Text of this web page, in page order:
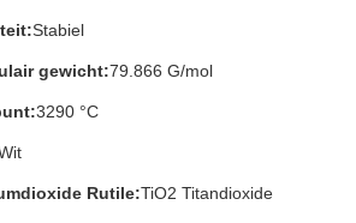
Stabiel
gewicht:79.866 G/mol
3290 °C
Rutile:TiO2 Titandioxide